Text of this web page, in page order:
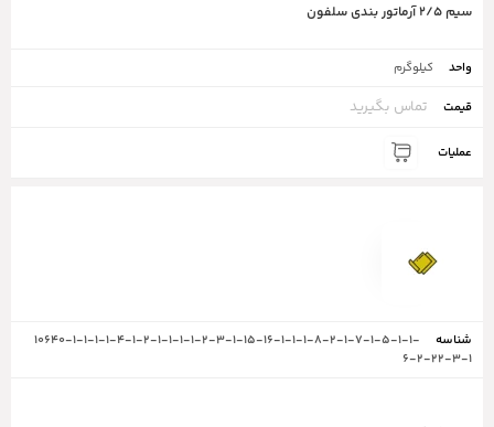
سیم ۲/۵ آرماتور بندی سلفون
کیلوگرم
تماس بگیرید
10640-1-1-1-1-4-1-2-1-1-1-1-2-3-1-15-16-1-1-1-8-2-1-7-1-5-1-1-
6-2-22-3-1